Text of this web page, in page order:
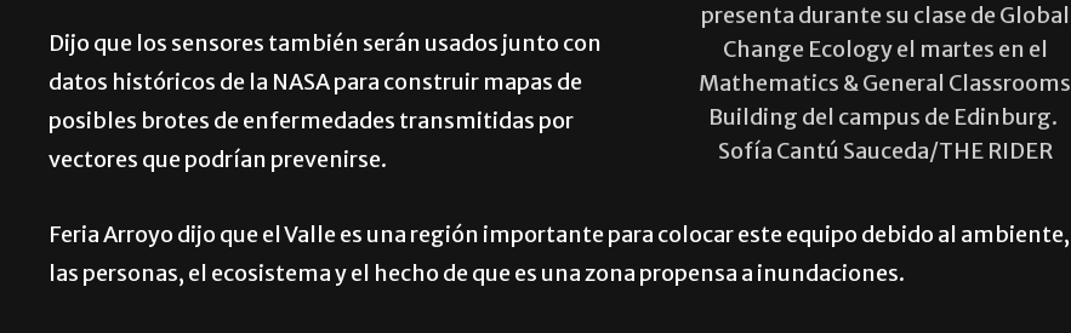
presenta durante su clase de Global
Change Ecology el martes en el
Mathematics & General Classrooms
Building del campus de Edinburg.
Sofía Cantú Sauceda/THE RIDER
Dijo que los sensores también serán usados junto con
datos históricos de la NASA para construir mapas de
posibles brotes de enfermedades transmitidas por
vectores que podrían prevenirse.
Feria Arroyo dijo que el Valle es una región importante para colocar este equipo debido al ambiente,
las personas, el ecosistema y el hecho de que es una zona propensa a inundaciones.